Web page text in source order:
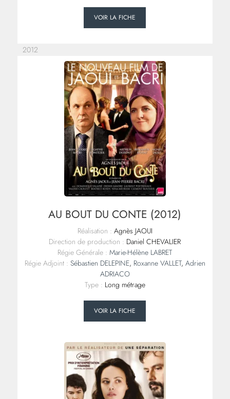
VOIR LA FICHE
2012
AU BOUT DU CONTE (2012)
Réalisation : Agnès JAOUI
Direction de production : Daniel CHEVALIER
Régie Générale : Marie-Hélène LABRET
Régie Adjoint : Sébastien DELEPINE, Roxanne VALLET, Adrien
ADRIACO
Type : Long métrage
VOIR LA FICHE